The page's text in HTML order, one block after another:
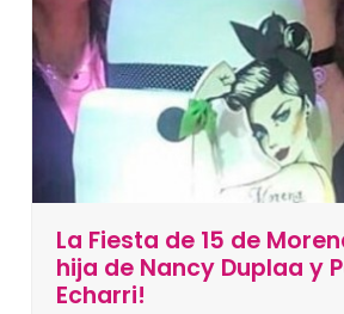
La Fiesta de 15 de
hija de Nancy Duplaa y
Echarri!